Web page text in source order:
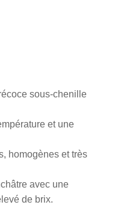
sous-chenille
et une
homogènes et très
avec une
de brix.